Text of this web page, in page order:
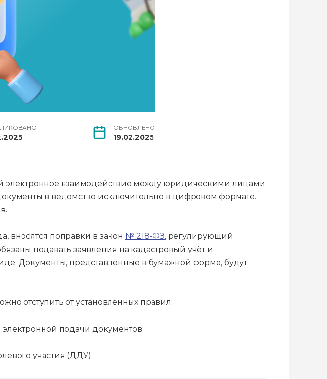
ОБНОВЛЕНО
19.02.2025
электронное взаимодействие между юридическими лицами
в ведомство исключительно в цифровом формате.
вносятся поправки в закон № 218-ФЗ, регулирующий
подавать заявления на кадастровый учёт и
Документы, представленные в бумажной форме, будут
отступить от установленных правил:
подачи документов;
участия (ДДУ).